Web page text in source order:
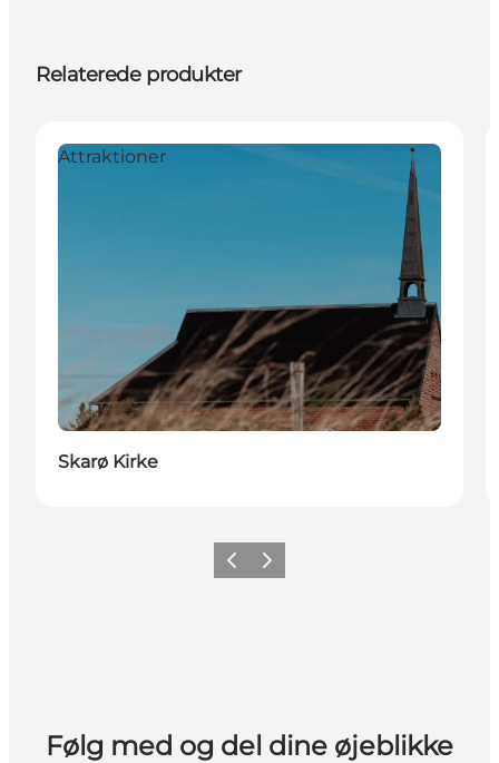
Relaterede produkter
Attraktioner
Skarø Kirke
ForrigeNæste
Følg med og del dine øjeblikke